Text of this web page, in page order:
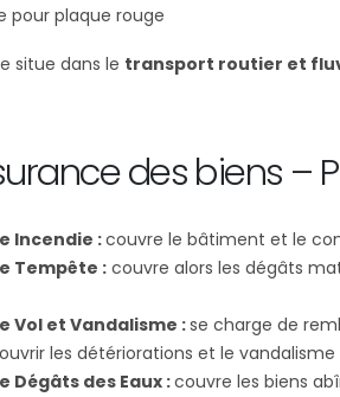
pour plaque rouge
situe dans le transport routier et
des biens –
Incendie :couvre le bâtiment et le
Tempête :couvre alors les dégâts
Vol et Vandalisme :se charge de
les détériorations et le vandalisme
Dégâts des Eaux :couvre les biens